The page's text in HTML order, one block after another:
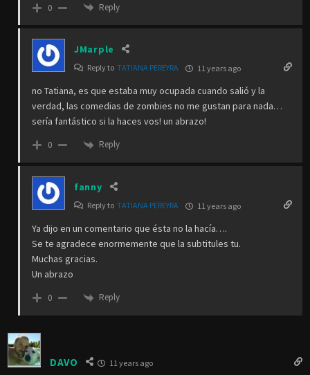
0 Reply
JMarple
Reply to TATIANA PEREYRA 11 years ago
no Tatiana, es que estaba muy ocupada cuando salió y la
verdad, las comedias de zombies no me gustan para nada…
sería fantástico si la haces vos! un abrazo!
0 Reply
fanny
Reply to TATIANA PEREYRA 11 years ago
Ya dijo en un comentario que ésta no la hacía….
Se te agradece enormemente que la subtitules tu.
Muchas gracias.
Un abrazo
0 Reply
DAVO 11 years ago